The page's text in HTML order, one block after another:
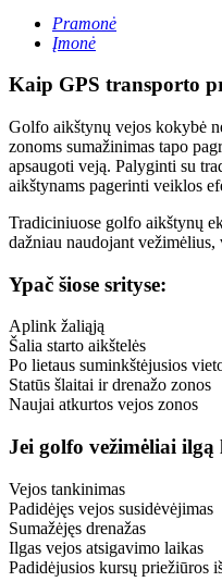
Pramonė
Įmonė
Kaip GPS transporto
Golfo aikštynų vejos kokybė
zonoms sumažinimas tapo
apsaugoti veją. Palyginti su
aikštynams pagerinti veiklos
Tradiciniuose golfo aikštynų
dažniau naudojant
Ypač šiose srityse:
Aplink žaliąją
Šalia starto aikštelės
Po lietaus suminkštėjusios
Statūs šlaitai ir drenažo zonos
Naujai atkurtos vejos zonos
Jei golfo vežimėliai
Vejos tankinimas
Padidėjęs vejos susidėvėjimas
Sumažėjęs drenažas
Ilgas vejos atsigavimo laikas
Padidėjusios kursų priežiūros